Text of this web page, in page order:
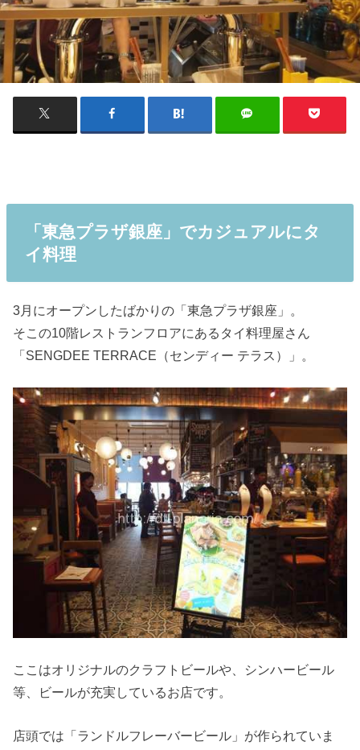
「東急プラザ銀座」でカジュアルにタ
イ料理
3月にオープンしたばかりの「東急プラザ銀座」。
そこの10階レストランフロアにあるタイ料理屋さん
「SENGDEE TERRACE（センディー テラス）」。
ここはオリジナルのクラフトビールや、シンハービール
等、ビールが充実しているお店です。
店頭では「ランドルフレーバービール」が作られていま